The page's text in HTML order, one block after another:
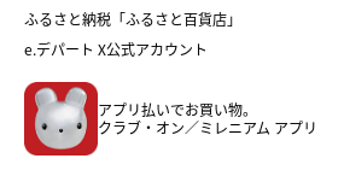
フード
ホーム・キッチン＆アート
ふるさと納税「ふるさと百貨店」
e.デパート X公式アカウント
アプリ払いでお買い物。
クラブ・オン／ミレニアム アプリ